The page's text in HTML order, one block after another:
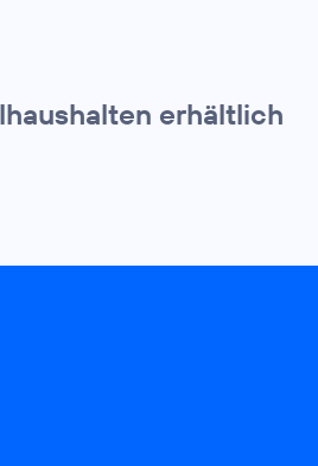
erhältlich